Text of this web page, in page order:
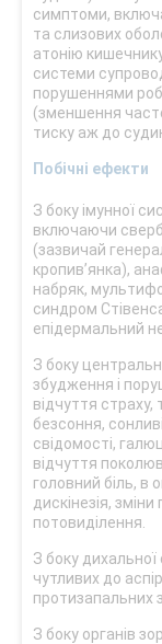
симптоми,
та слизових
атонію
системи
порушеннями
(зменшення
тиску аж до
Побічні ефекти
З боку імунної
включаючи
(зазвичай
кропив’янка),
набряк,
синдром
епідермальний
З боку
збудження і
відчуття страху,
безсоння,
свідомості,
відчуття
головний біль, в
дискінезія,
потовиділення.
З боку дихальної
чутливих до
протизапальних
З боку органів